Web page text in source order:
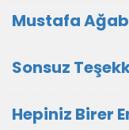
Mustafa
Sonsuz
Hepiniz Birer